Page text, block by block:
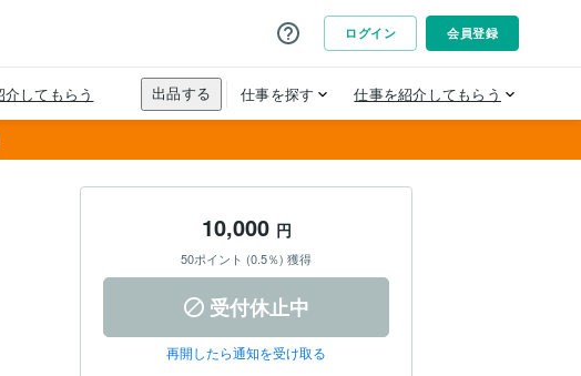
10,000 円
50ポイント (0.5％) 獲得
受付休止中
再開したら通知を受け取る